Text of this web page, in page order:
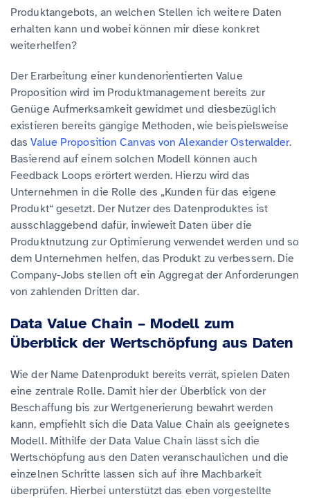
Produktangebots, an welchen Stellen ich weitere Daten
erhalten kann und wobei können mir diese konkret
weiterhelfen?
Der Erarbeitung einer kundenorientierten Value
Proposition wird im Produktmanagement bereits zur
Genüge Aufmerksamkeit gewidmet und diesbezüglich
existieren bereits gängige Methoden, wie beispielsweise
dasValue Proposition Canvas von Alexander Osterwalder.
Basierend auf einem solchen Modell können auch
Feedback Loops erörtert werden. Hierzu wird das
Unternehmen in die Rolle des „Kunden für das eigene
Produkt“ gesetzt. Der Nutzer des Datenproduktes ist
ausschlaggebend dafür, inwieweit Daten über die
Produktnutzung zur Optimierung verwendet werden und so
dem Unternehmen helfen, das Produkt zu verbessern. Die
Company-Jobs stellen oft ein Aggregat der Anforderungen
von zahlenden Dritten dar.
Data Value Chain – Modell zum
Überblick der Wertschöpfung aus Daten
Wie der Name Datenprodukt bereits verrät, spielen Daten
eine zentrale Rolle. Damit hier der Überblick von der
Beschaffung bis zur Wertgenerierung bewahrt werden
kann, empfiehlt sich die Data Value Chain als geeignetes
Modell. Mithilfe der Data Value Chain lässt sich die
Wertschöpfung aus den Daten veranschaulichen und die
einzelnen Schritte lassen sich auf ihre Machbarkeit
überprüfen. Hierbei unterstützt das eben vorgestellte